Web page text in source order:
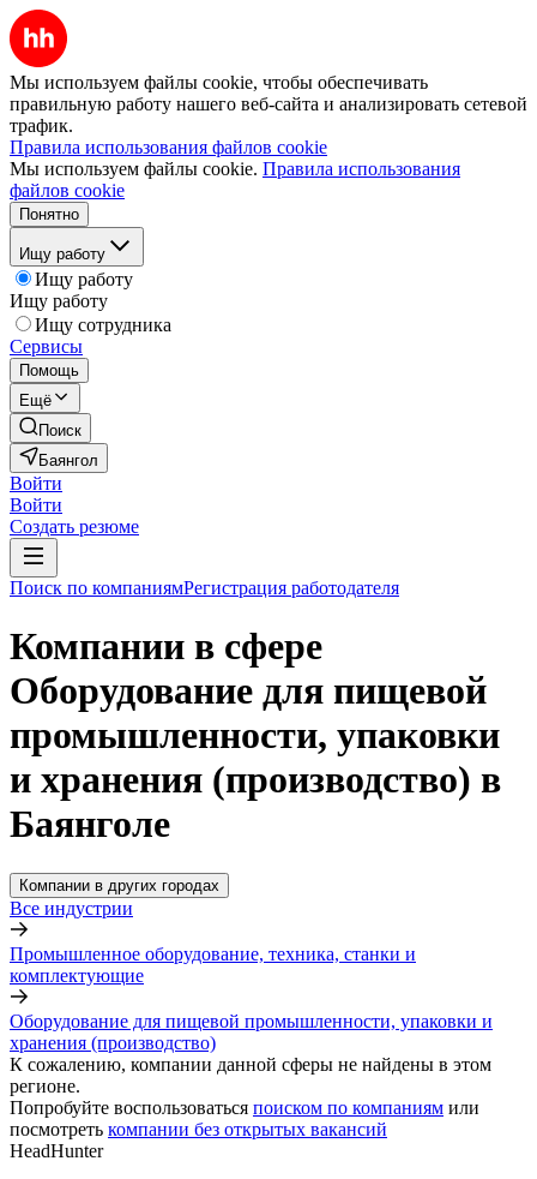
Мы используем файлы cookie, чтобы обеспечивать
правильную работу нашего веб-сайта и анализировать сетевой
трафик.
Правила использования файлов cookie
Мы используем файлы cookie. Правила использования
файлов cookie
Понятно
Ищу работу
Ищу работу
Ищу работу
Ищу сотрудника
Сервисы
Помощь
Ещё
Поиск
Баянгол
Войти
Войти
Создать резюме
Поиск по компаниямРегистрация работодателя
Компании в сфере
Оборудование для пищевой
промышленности, упаковки
и хранения (производство) в
Баянголе
Компании в других городах
Все индустрии
Промышленное оборудование, техника, станки и
комплектующие
Оборудование для пищевой промышленности, упаковки и
хранения (производство)
К сожалению, компании данной сферы не найдены в этом
регионе.
Попробуйте воспользоваться поиском по компаниям или
посмотреть компании без открытых вакансий
HeadHunter